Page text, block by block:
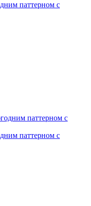
паттерном с
паттерном с